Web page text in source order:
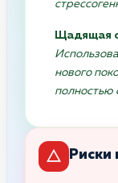
Щадящая
нового
полностью